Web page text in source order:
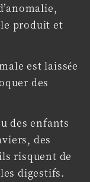
produit et
est laissée
des
des enfants
des
risquent de
digestifs.